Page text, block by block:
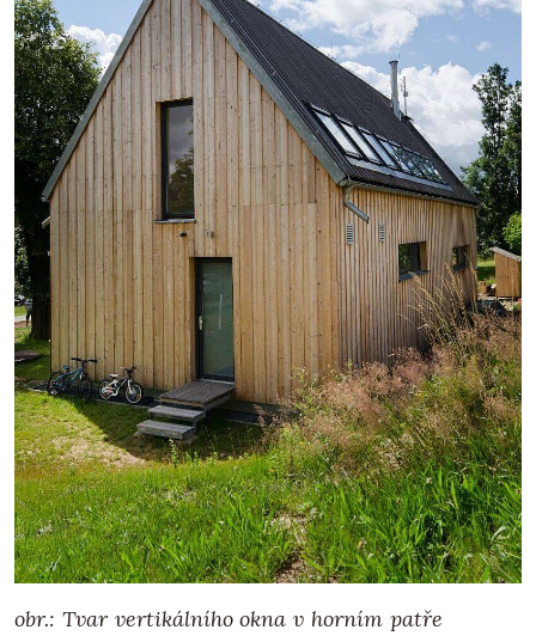
obr.: Tvar vertikálního okna v horním patře